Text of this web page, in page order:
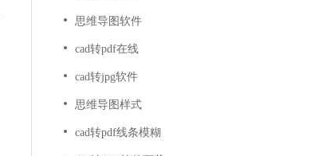
思维导图软件
cad转pdf在线
cad转jpg软件
思维导图样式
cad转pdf线条模糊